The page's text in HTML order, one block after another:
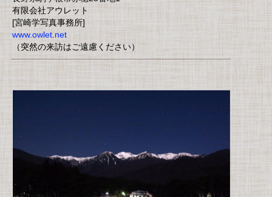
有限会社アウレット
[宮崎学写真事務所]
www.owlet.net
（突然の来訪はご遠慮ください）